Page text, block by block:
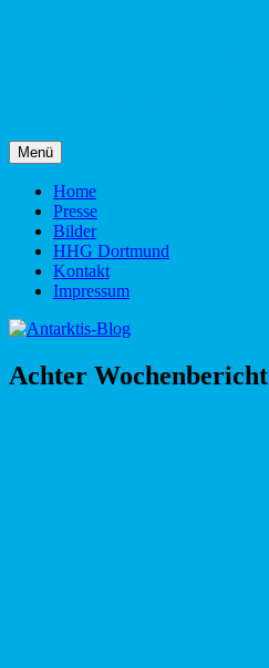
Menü
Home
Presse
Bilder
HHG Dortmund
Kontakt
Impressum
Achter Wochenbericht